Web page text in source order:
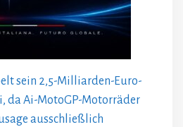
sein 2,5-Milliarden-Euro-
da Ai-MotoGP-Motorräder
ausschließlich